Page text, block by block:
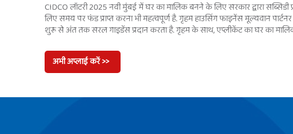
CIDCO लॉटरी 2025 नवी मुंबई में घर का मालिक बनने के लिए सरकार द्वारा
लिए समय पर फंड प्राप्त करना भी महत्वपूर्ण है. गृहम हाउसिंग फाइनेंस मूल्यवान
शुरू से अंत तक सरल गाइडेंस प्रदान करता है. गृहम के साथ, एप्लीकेंट का घर का
अभी अप्लाई करें >>